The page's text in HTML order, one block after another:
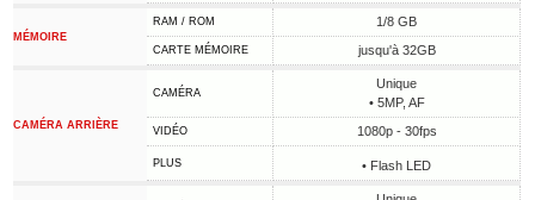
MÉMOIRE
RAM / ROM 1/8 GB
CARTE MÉMOIRE jusqu'à 32GB
CAMÉRA ARRIÈRE
CAMÉRA
Unique
• 5MP, AF
VIDÉO 1080p - 30fps
PLUS • Flash LED